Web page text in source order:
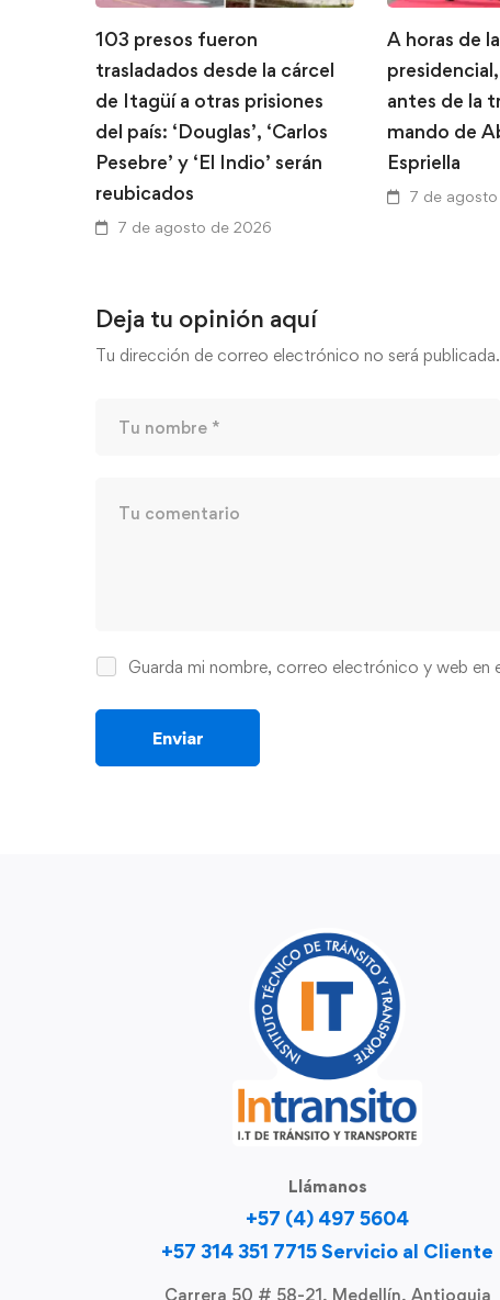
103 presos fueron
trasladados desde la cárcel
de Itagüí a otras prisiones
del país: ‘Douglas’, ‘Carlos
Pesebre’ y ‘El Indio’ serán
reubicados
7 de agosto de 2026
A horas de
antes de la
mando de
Espriella
7 de
Deja tu opinión aquí
Tu dirección de correo electrónico no será publicada.
Guarda mi nombre, correo electrónico y web en
Llámanos
+57 (4) 497 5604
+57 314 351 7715 Servicio al Cliente
Carrera 50 # 58-21, Medellín, Antioquia